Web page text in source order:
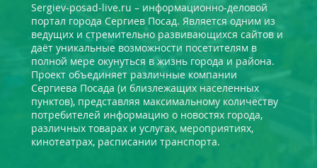
Sergiev-posad-live.ru – информационно-деловой
портал города Сергиев Посад. Является одним из
ведущих и стремительно развивающихся сайтов и
даёт уникальные возможности посетителям в
полной мере окунуться в жизнь города и района.
Проект объединяет различные компании
Сергиева Посада (и близлежащих населенных
пунктов), представляя максимальному количеству
потребителей информацию о новостях города,
различных товарах и услугах, мероприятиях,
кинотеатрах, расписании транспорта.